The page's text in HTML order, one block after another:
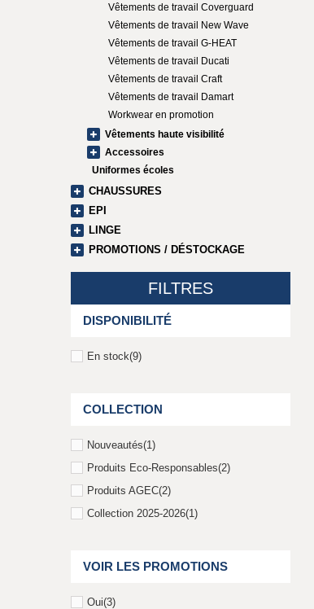
Vêtements de travail Coverguard
Vêtements de travail New Wave
Vêtements de travail G-HEAT
Vêtements de travail Ducati
Vêtements de travail Craft
Vêtements de travail Damart
Workwear en promotion
Vêtements haute visibilité
Accessoires
Uniformes écoles
CHAUSSURES
EPI
LINGE
PROMOTIONS / DÉSTOCKAGE
FILTRES
DISPONIBILITÉ
En stock(9)
COLLECTION
Nouveautés(1)
Produits Eco-Responsables(2)
Produits AGEC(2)
Collection 2025-2026(1)
VOIR LES PROMOTIONS
Oui(3)